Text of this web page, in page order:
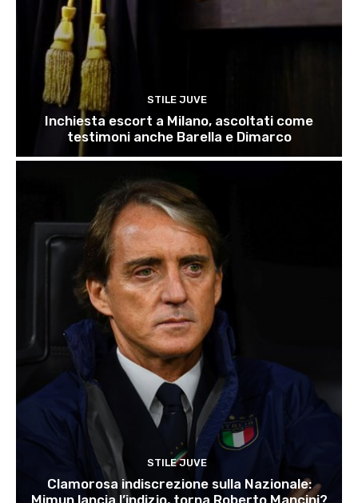
STILE JUVE
Inchiesta escort a Milano, ascoltati come
testimoni anche Barella e Dimarco
STILE JUVE
Clamorosa indiscrezione sulla Nazionale: